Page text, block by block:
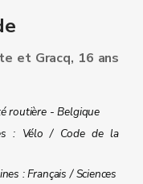
et Gracq, 16 ans
routière - Belgique
: Vélo / Code de la
: Français / Sciences